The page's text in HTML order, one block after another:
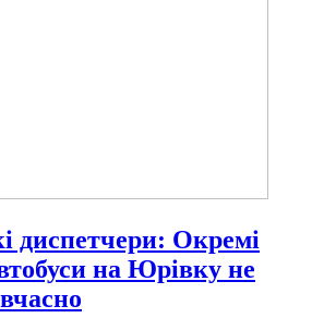
диспетчери: Окремі
на Юрівку не